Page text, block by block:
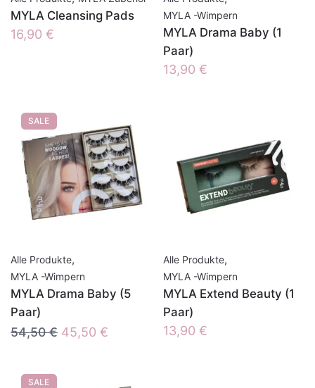
MYLA Cleansing Pads
16,90 €
MYLA -Wimpern
MYLA Drama Baby (1
Paar)
13,90 €
SALE
Alle Produkte,
MYLA -Wimpern
MYLA Drama Baby (5
Paar)
54,50€ Ursprünglicher
45,50 €
Alle Produkte,
MYLA -Wimpern
MYLA Extend Beauty (1
Paar)
13,90 €
SALE